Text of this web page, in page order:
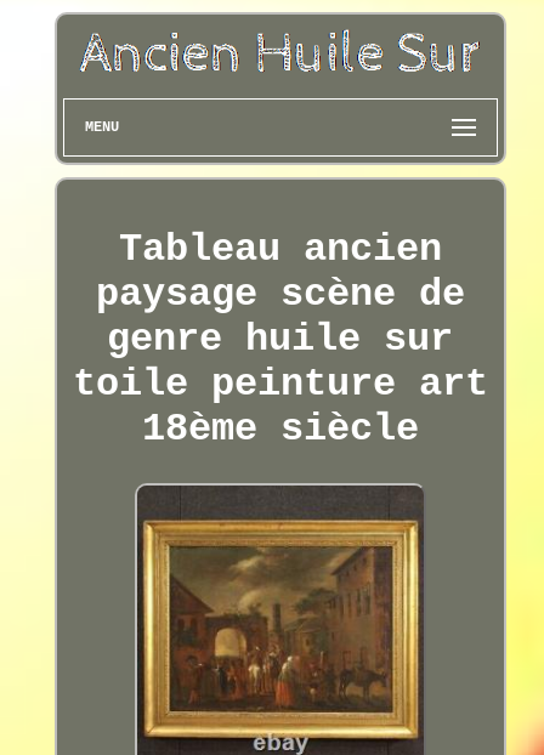
MENU
Tableau ancien
paysage scène de
genre huile sur
toile peinture art
18ème siècle